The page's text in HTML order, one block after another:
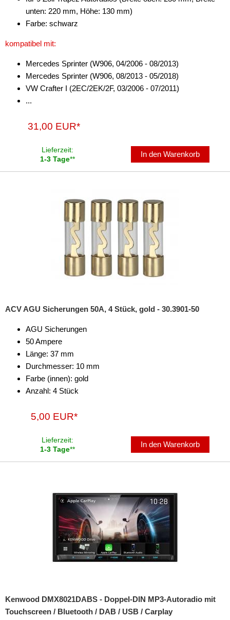
Radioblenden
Radioeinbausets
Radiorahmen
Stromversorgung
Batterieklemmen
Endstufen-Sets
Sicherungshalter
Verteiler
Subwoofer-Zubehör
USB-Adapter
Verstärker-Zubehör
Vorverstärkeradapter
Wechsler-Zubehör
unten: 220 mm, Höhe: 130 mm)
Farbe: schwarz
kompatibel mit:
Mercedes Sprinter (W906, 04/2006 - 08/2013)
Mercedes Sprinter (W906, 08/2013 - 05/2018)
VW Crafter I (2EC/2EK/2F, 03/2006 - 07/2011)
...
31,00 EUR*
Lieferzeit:
1-3 Tage**
In den Warenkorb
ACV AGU Sicherungen 50A, 4 Stück, gold - 30.3901-50
AGU Sicherungen
50 Ampere
Länge: 37 mm
Durchmesser: 10 mm
Farbe (innen): gold
Anzahl: 4 Stück
5,00 EUR*
Lieferzeit:
1-3 Tage**
In den Warenkorb
Kenwood DMX8021DABS - Doppel-DIN MP3-Autoradio mit
Touchscreen / Bluetooth / DAB / USB / Carplay